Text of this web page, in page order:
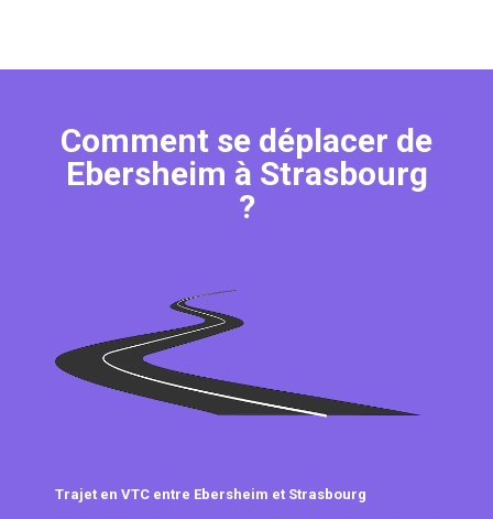
Comment se déplacer de
Ebersheim à Strasbourg
?
Trajet en VTC entre Ebersheim et Strasbourg